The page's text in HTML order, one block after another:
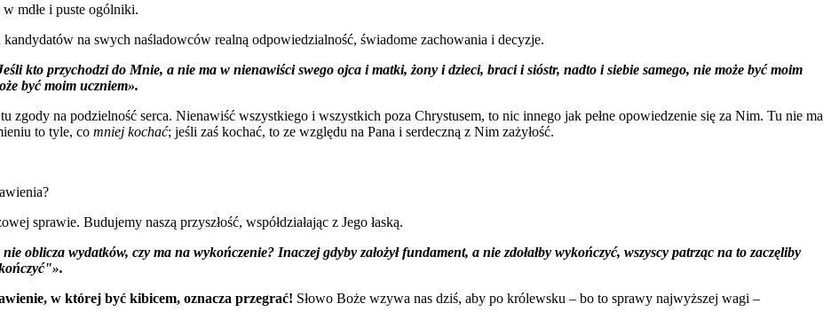
mdłe i puste ogólniki.
na swych naśladowców realną odpowiedzialność, świadome zachowania i decyzje.
kto przychodzi do Mnie, a nie ma w nienawiści swego ojca i matki, żony i dzieci, braci i sióstr, nadto i siebie samego, nie może być moim
być moim uczniem».
zgody na podzielność serca. Nienawiść wszystkiego i wszystkich poza Chrystusem, to nic innego jak pełne opowiedzenie się za Nim. Tu nie ma
to tyle, co mniej kochać; jeśli zaś kochać, to ze względu na Pana i serdeczną z Nim zażyłość.
sprawie. Budujemy naszą przyszłość, współdziałając z Jego łaską.
oblicza wydatków, czy ma na wykończenie? Inaczej gdyby założył fundament, a nie zdołałby wykończyć, wszyscy patrząc na to zaczęliby
».
w której być kibicem, oznacza przegrać! Słowo Boże wzywa nas dziś, aby po królewsku – bo to sprawy najwyższej wagi –